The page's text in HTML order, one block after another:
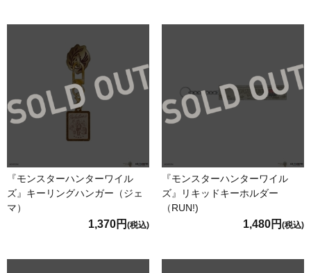
『モンスターハンターワイル
ズ』キーリングハンガー（ジェ
マ）
1,370円 (税込)
『モンスターハンターワイル
ズ』リキッドキーホルダー
（RUN!)
1,480円 (税込)